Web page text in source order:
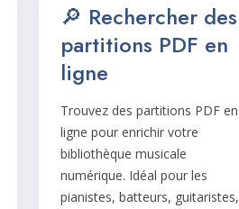
🔎 Rechercher des
partitions PDF en
ligne
Trouvez des partitions PDF en
ligne pour enrichir votre
bibliothèque musicale
numérique. Idéal pour les
pianistes, batteurs, guitaristes,